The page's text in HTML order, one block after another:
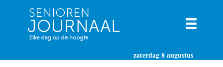
zaterdag 8 augustus